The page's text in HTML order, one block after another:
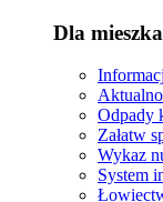
Dla
Odpady
Załatw
Wykaz
System